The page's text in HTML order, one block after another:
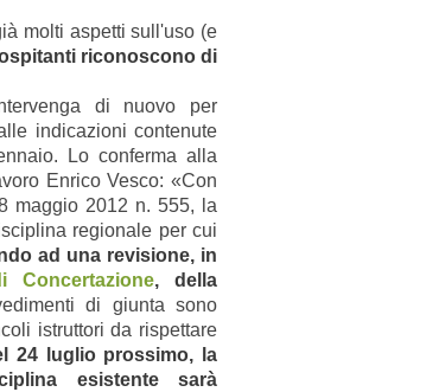
molti aspetti sull'uso (e
riconoscono di
di nuovo per
indicazioni contenute
Lo conferma alla
Enrico Vesco: «Con
maggio 2012 n. 555, la
regionale per cui
ad una revisione, in
Concertazione, della
di giunta sono
istruttori da rispettare
24 luglio prossimo, la
esistente sarà